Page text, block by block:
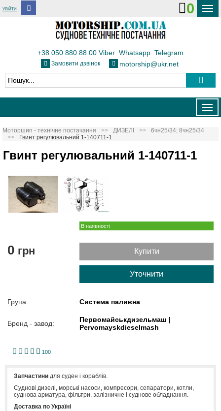
УВІЙТИ
ДОСТАВКА І ОПЛАТА
ТЕПЛОВОЗИ
КОНТАКТИ
0
+38 050 880 88 00 Viber Whatsapp Telegram
Замовити дзвінок motorship@ukr.net
Моторшип - технічне постачання ДИЗЕЛІ
6чн25/34; 8чн25/34
Гвинт регулювальний 1-140711-1
Гвинт регулювальний 1-140711-1
В наявності
0 грн Купити
Уточнити
Група: Система паливна
Бренд - завод:
Первомайськдизельмаш |
Pervomayskdieselmash
100
Запчастинидля суден і кораблів.
Cуднові дизелі, морські насоси, компресори, сепаратори, котли,
суднова арматура, фільтри, залізничне і суднове обладнання.
Доставка по Україні